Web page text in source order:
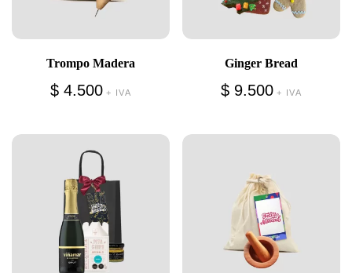
Trompo Madera
$ 4.500 + IVA
Ginger Bread
$ 9.500 + IVA